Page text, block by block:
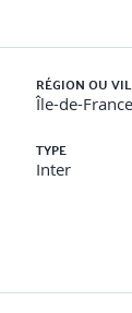
RÉGION OU
Île-de-France
TYPE
Inter